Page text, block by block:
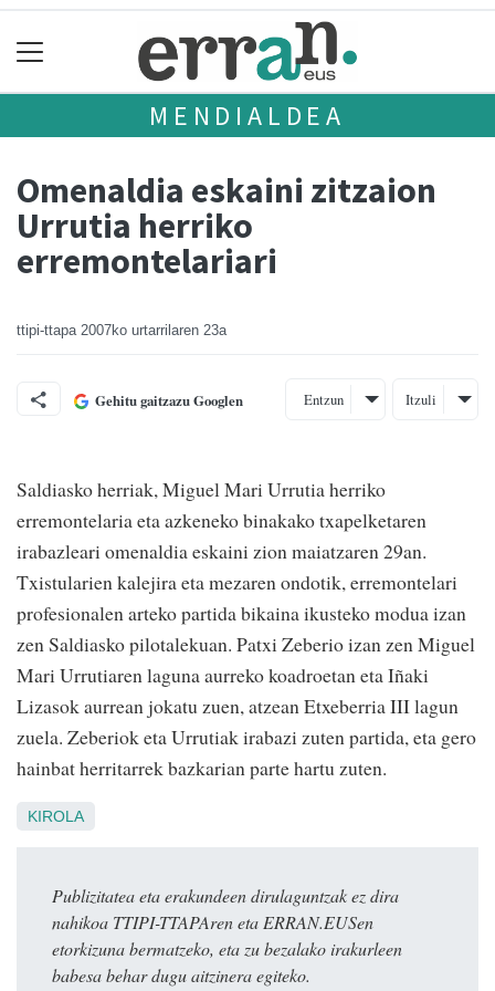
MENDIALDEA
Omenaldia eskaini zitzaion
Urrutia herriko
erremontelariari
ttipi-ttapa 2007ko urtarrilaren 23a
Gehitu gaitzazu Googlen Entzun Itzuli
Saldiasko herriak, Miguel Mari Urrutia herriko
erremontelaria eta azkeneko binakako txapelketaren
irabazleari omenaldia eskaini zion maiatzaren 29an.
Txistularien kalejira eta mezaren ondotik, erremontelari
profesionalen arteko partida bikaina ikusteko modua izan
zen Saldiasko pilotalekuan. Patxi Zeberio izan zen Miguel
Mari Urrutiaren laguna aurreko koadroetan eta Iñaki
Lizasok aurrean jokatu zuen, atzean Etxeberria III lagun
zuela. Zeberiok eta Urrutiak irabazi zuten partida, eta gero
hainbat herritarrek bazkarian parte hartu zuten.
KIROLA
Publizitatea eta erakundeen dirulaguntzak ez dira
nahikoa TTIPI-TTAPAren eta ERRAN.EUSen
etorkizuna bermatzeko, eta zu bezalako irakurleen
babesa behar dugu aitzinera egiteko.